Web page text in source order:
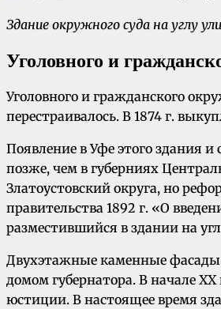
Здание окружного суда на углу
Уголовного и
Уголовного и гражданского
перестраивалось. В 1874 г.
Появление в Уфе этого здания и
позже, чем в губерниях
Златоустовский округа, но
правительства 1892 г. «О
разместившийся в здании на
Двухэтажные каменные фасады
домом губернатора. В начале
юстиции. В настоящее время